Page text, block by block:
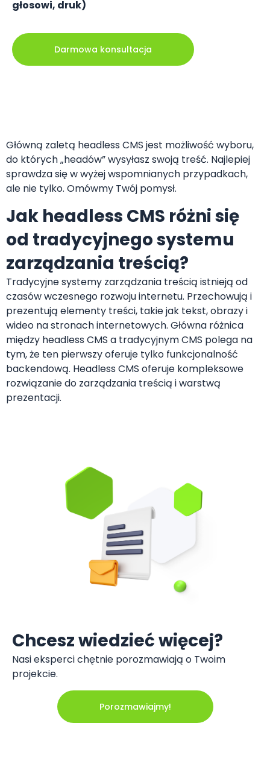
głosowi, druk)
Darmowa konsultacja
Główną zaletą headless CMS jest możliwość wyboru,
do których „headów” wysyłasz swoją treść. Najlepiej
sprawdza się w wyżej wspomnianych przypadkach,
ale nie tylko. Omówmy Twój pomysł.
Jak headless CMS różni się
od tradycyjnego systemu
zarządzania treścią?
Tradycyjne systemy zarządzania treścią istnieją od
czasów wczesnego rozwoju internetu. Przechowują i
prezentują elementy treści, takie jak tekst, obrazy i
wideo na stronach internetowych. Główna różnica
między headless CMS a tradycyjnym CMS polega na
tym, że ten pierwszy oferuje tylko funkcjonalność
backendową. Headless CMS oferuje kompleksowe
rozwiązanie do zarządzania treścią i warstwą
prezentacji.
Chcesz wiedzieć więcej?
Nasi eksperci chętnie porozmawiają o Twoim
projekcie.
Porozmawiajmy!